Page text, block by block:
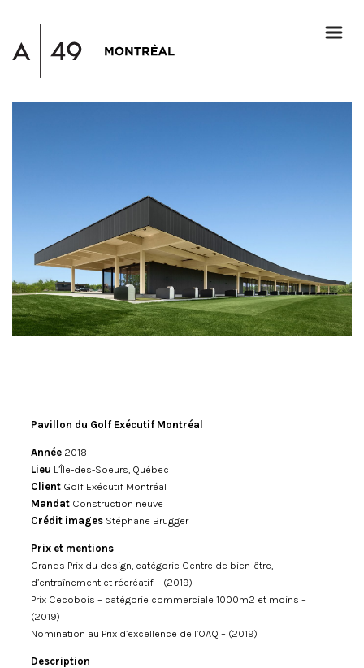
Pavillon du Golf Exécutif Montréal
Année 2018
Lieu L’Île-des-Soeurs, Québec
Client Golf Exécutif Montréal
Mandat Construction neuve
Crédit images Stéphane Brügger
Prix et mentions
Grands Prix du design, catégorie Centre de bien-être,
d’entraînement et récréatif – (2019)
Prix Cecobois – catégorie commerciale 1000m2 et moins –
(2019)
Nomination au Prix d’excellence de l’OAQ – (2019)
Description